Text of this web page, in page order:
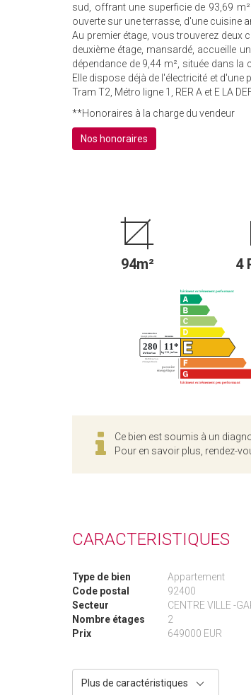
sud, offrant une superficie de 93,69
ouverte sur une terrasse, d'une cuisine
Au premier étage, vous trouverez deux
deuxième étage, mansardé, accueille
dépendance de 9,44 m², située dans
Elle dispose déjà de l'électricité et
Tram T2, Métro ligne 1, RER A et E LA
**Honoraires à la charge du vendeur
Nos honoraires
94m² 4
Ce bien est soumis à un
Pour en savoir plus, rendez-
CARACTERISTIQUES
Type de bien
Appartement
Code postal
92400
Secteur
CENTRE VILLE -
Nombre étages
2
Prix
649000 EUR
Plus de caractéristiques